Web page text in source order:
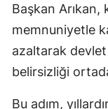
Başkan Arıkan,
memnuniyetle
azaltarak
belirsizliği
Bu adım,